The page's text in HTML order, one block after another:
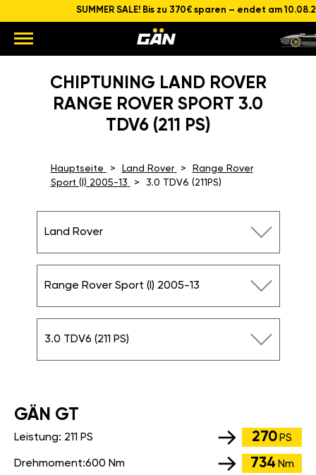
SUMMER SALE! Bis zu 370€ sparen – endet am
CHIPTUNING LAND ROVER
RANGE ROVER SPORT 3.0
TDV6 (211 PS)
Hauptseite Land Rover
Range Rover
Sport (I) 2005-13
3.0 TDV6 (211PS)
Land Rover
Range Rover Sport (I) 2005-13
3.0 TDV6 (211 PS)
GÄN GT
Leistung: 211 PS 270 PS
Drehmoment:600 Nm 734 Nm